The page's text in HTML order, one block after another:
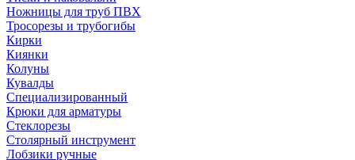
Ножницы для труб ПВХ
Тросорезы и трубогибы
Кирки
Киянки
Колуны
Кувалды
Специализированный
Крюки для арматуры
Стеклорезы
Столярный инструмент
Лобзики ручные